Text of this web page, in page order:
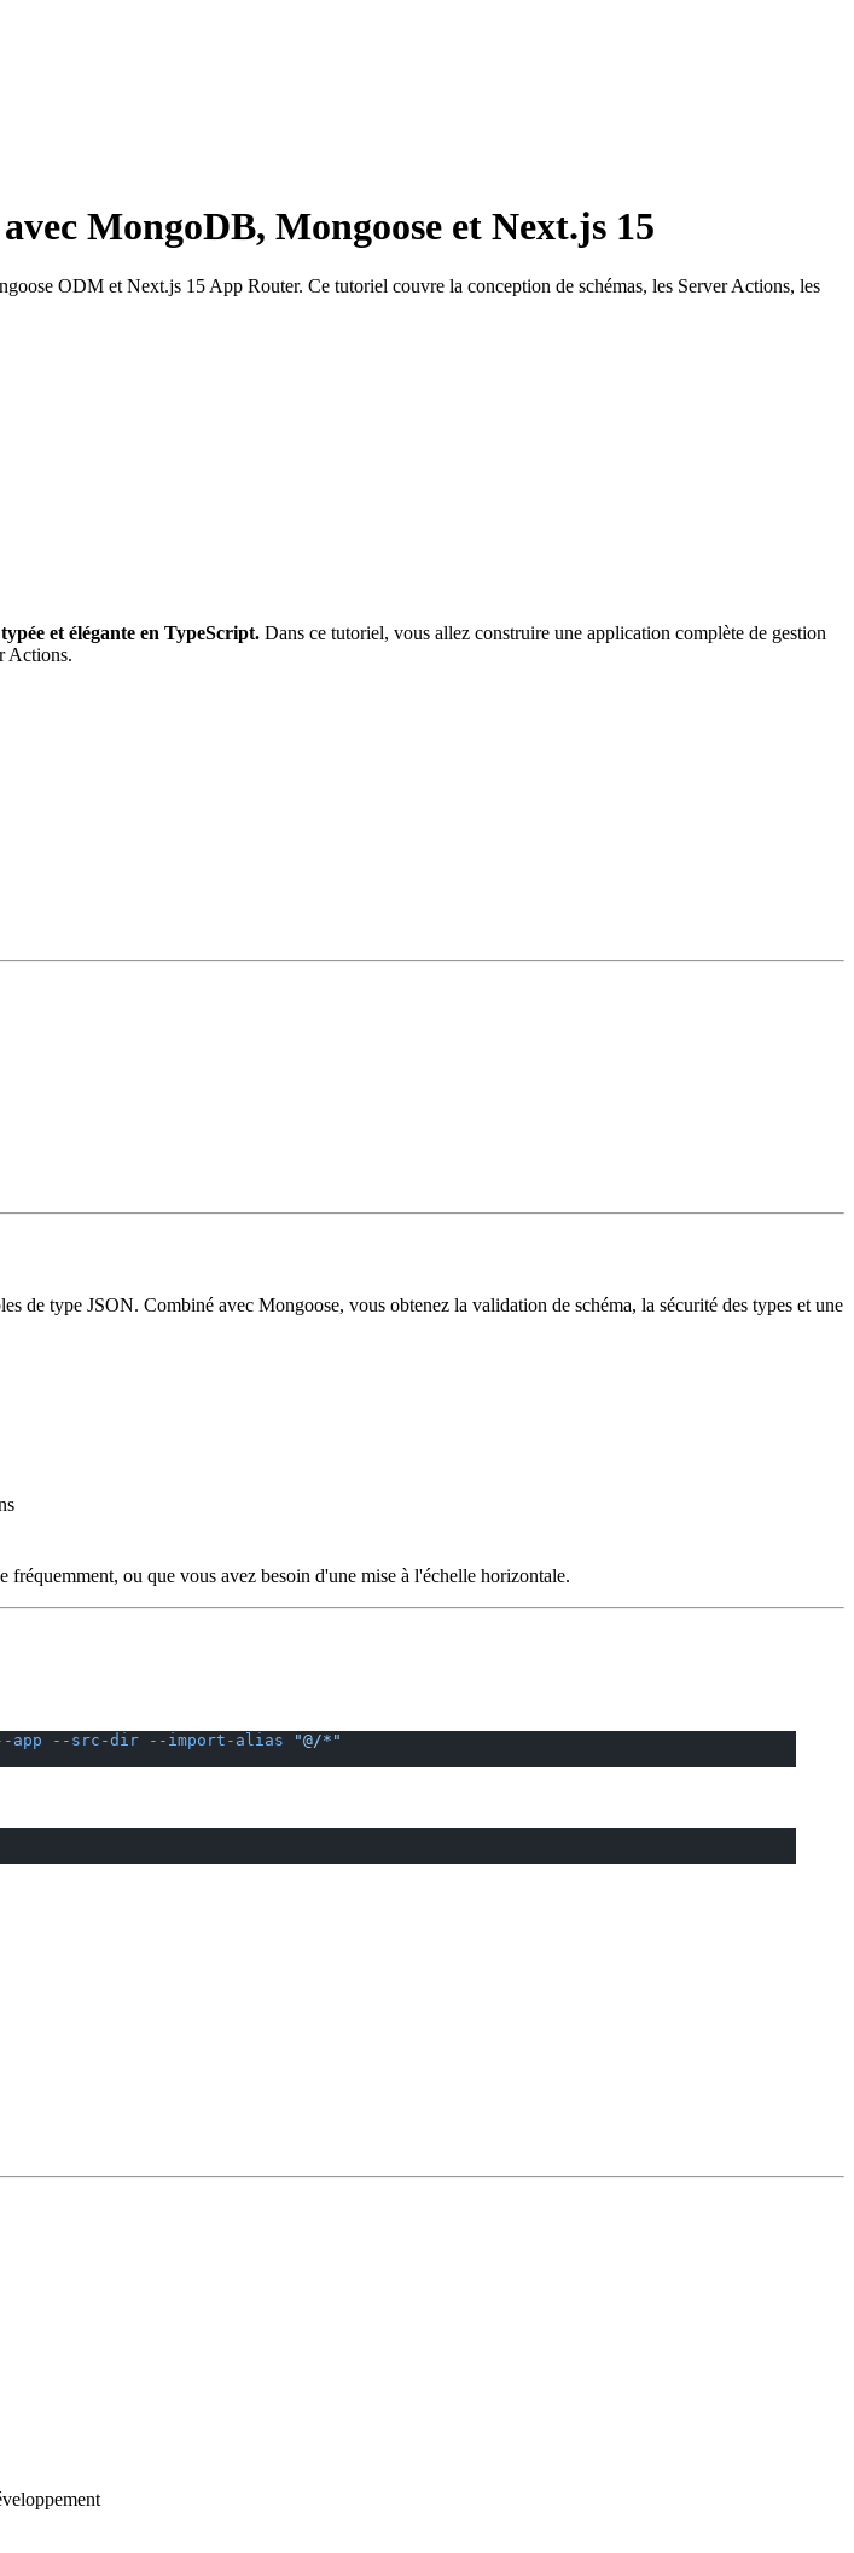
MongoDB, Mongoose et Next.js 15
ODM et Next.js 15 App Router. Ce tutoriel couvre la conception de schémas, les Server Actions, les
et élégante en TypeScript. Dans ce tutoriel, vous allez construire une application complète de gestion
Actions.
de type JSON. Combiné avec Mongoose, vous obtenez la validation de schéma, la sécurité des types et une
ou que vous avez besoin d'une mise à l'échelle horizontale.
app --src-dir --import-alias "@/*"